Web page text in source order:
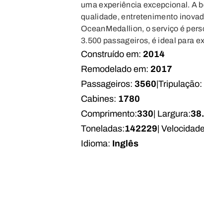
uma experiência excepcional. A
qualidade, entretenimento
OceanMedallion, o serviço é
3.500 passageiros, é ideal para
Construído em: 2014
Remodelado em: 2017
Passageiros: 3560 Tripulação:
Cabines: 1780
Comprimento:330 | Largura:
Toneladas:142229 |
Idioma: Inglês